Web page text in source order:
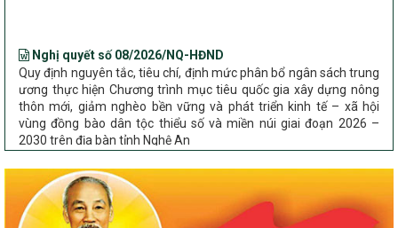
Quy định nguyên tắc, tiêu chí, định mức phân bổ ngân sách trung
ương thực hiện Chương trình mục tiêu quốc gia xây dựng nông
thôn mới, giảm nghèo bền vững và phát triển kinh tế – xã hội
vùng đồng bào dân tộc thiểu số và miền núi giai đoạn 2026 –
2030 trên địa bàn tỉnh Nghệ An
Chỉ Thị số 22-CT/TU
nông thôn mới, giảm nghèo bền vững và phát triển kinh tế – xã
hội vùng đồng bào dân tộc thiểu số và miền núi giai đoạn 2026 –
2030 trên địa bàn tỉnh Nghệ An